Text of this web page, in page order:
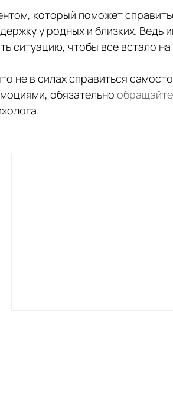
который поможет
у родных и близких. Ведь
ситуацию, чтобы все встало
не в силах справиться
обязательно